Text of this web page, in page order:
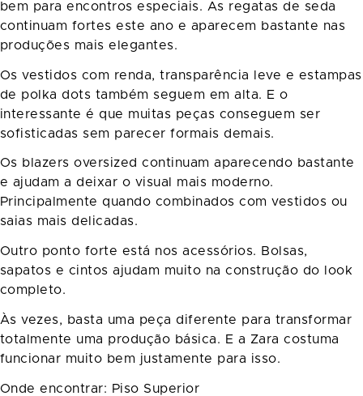
bem para encontros especiais. As regatas de seda
continuam fortes este ano e aparecem bastante nas
produções mais elegantes.
Os vestidos com renda, transparência leve e estampas
de polka dots também seguem em alta. E o
interessante é que muitas peças conseguem ser
sofisticadas sem parecer formais demais.
Os blazers oversized continuam aparecendo bastante
e ajudam a deixar o visual mais moderno.
Principalmente quando combinados com vestidos ou
saias mais delicadas.
Outro ponto forte está nos acessórios. Bolsas,
sapatos e cintos ajudam muito na construção do look
completo.
Às vezes, basta uma peça diferente para transformar
totalmente uma produção básica. E a Zara costuma
funcionar muito bem justamente para isso.
Onde encontrar: Piso Superior